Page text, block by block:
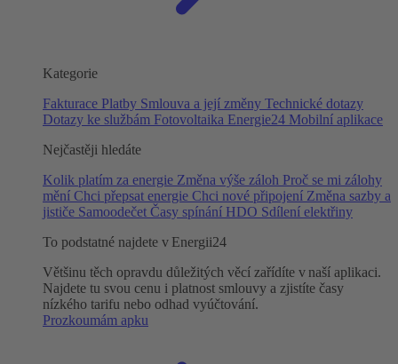
Kategorie
Fakturace Platby Smlouva a její změny Technické dotazy
Dotazy ke službám Fotovoltaika Energie24 Mobilní aplikace
Nejčastěji hledáte
Kolik platím za energie Změna výše záloh Proč se mi zálohy
mění Chci přepsat energie Chci nové připojení Změna sazby a
jističe Samoodečet Časy spínání HDO Sdílení elektřiny
To podstatné najdete v Energii24
Většinu těch opravdu důležitých věcí zařídíte v naší aplikaci.
Najdete tu svou cenu i platnost smlouvy a zjistíte časy
nízkého tarifu nebo odhad vyúčtování.
Prozkoumám apku